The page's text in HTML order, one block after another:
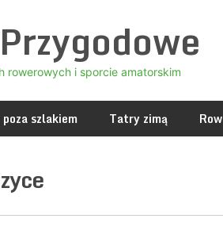
rowerowych i sporcie amatorskim
szlakiem Tatry zimą